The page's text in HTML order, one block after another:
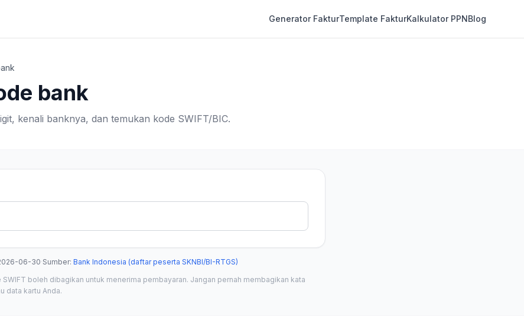
Generator FakturTemplate FakturKalkulator PPNBlog
bank
kenali banknya, dan temukan kode SWIFT/BIC.
06-30·Sumber: Bank Indonesia (daftar peserta SKNBI/BI-RTGS)
boleh dibagikan untuk menerima pembayaran. Jangan pernah membagikan kata
data kartu Anda.